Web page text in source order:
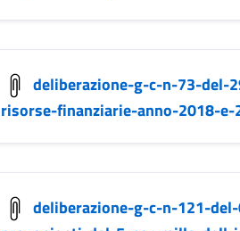
deliberazione-g-c-n-73-
risorse-finanziarie-anno-2018-
deliberazione-g-c-n-121-